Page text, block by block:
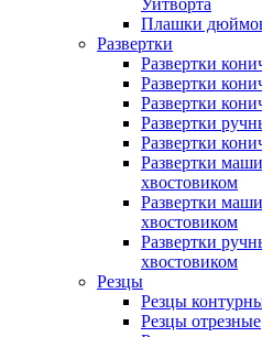
Уитворта
Плашки
Развертки
Развертки
Развертки
Развертки
Развертки
Развертки
Развертки
хвостовиком
Развертки
хвостовиком
Развертки
хвостовиком
Резцы
Резцы
Резцы отрезные